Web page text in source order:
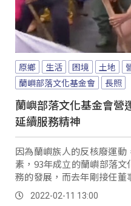
原鄉 生活 困境 土地
蘭嶼部落文化基金會
長照
蘭嶼部落文化基金會營
延續服務精神
因為蘭嶼族人的反核廢運
素，93年成立的蘭嶼部落
務的發展，而去年剛接任董
足運作困難，但將會持自己
2022-02-11 13:00